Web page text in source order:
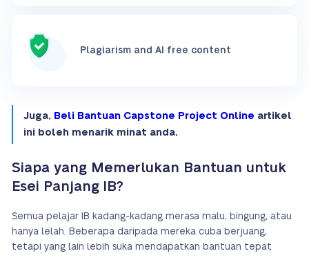
Plagiarism and AI free content
Juga, Beli Bantuan Capstone Project Online artikel
ini boleh menarik minat anda.
Siapa yang Memerlukan Bantuan untuk
Esei Panjang IB?
Semua pelajar IB kadang-kadang merasa malu, bingung, atau
hanya lelah. Beberapa daripada mereka cuba berjuang,
tetapi yang lain lebih suka mendapatkan bantuan tepat